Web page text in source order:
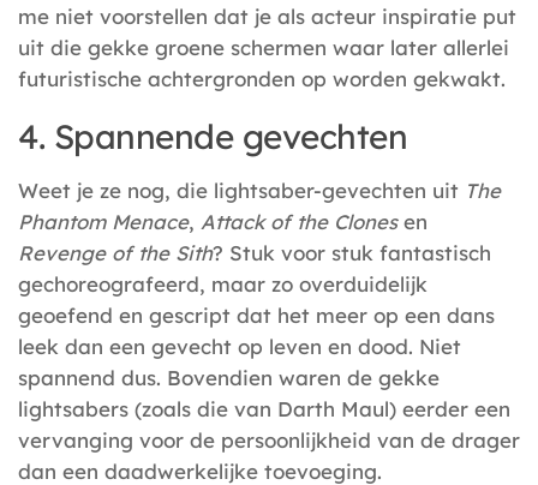
me niet voorstellen dat je als acteur inspiratie put
uit die gekke groene schermen waar later allerlei
futuristische achtergronden op worden gekwakt.
4. Spannende gevechten
Weet je ze nog, die lightsaber-gevechten uit The
Phantom Menace, Attack of the Clonesen
Revenge of the Sith? Stuk voor stuk fantastisch
gechoreografeerd, maar zo overduidelijk
geoefend en gescript dat het meer op een dans
leek dan een gevecht op leven en dood. Niet
spannend dus. Bovendien waren de gekke
lightsabers (zoals die van Darth Maul) eerder een
vervanging voor de persoonlijkheid van de drager
dan een daadwerkelijke toevoeging.